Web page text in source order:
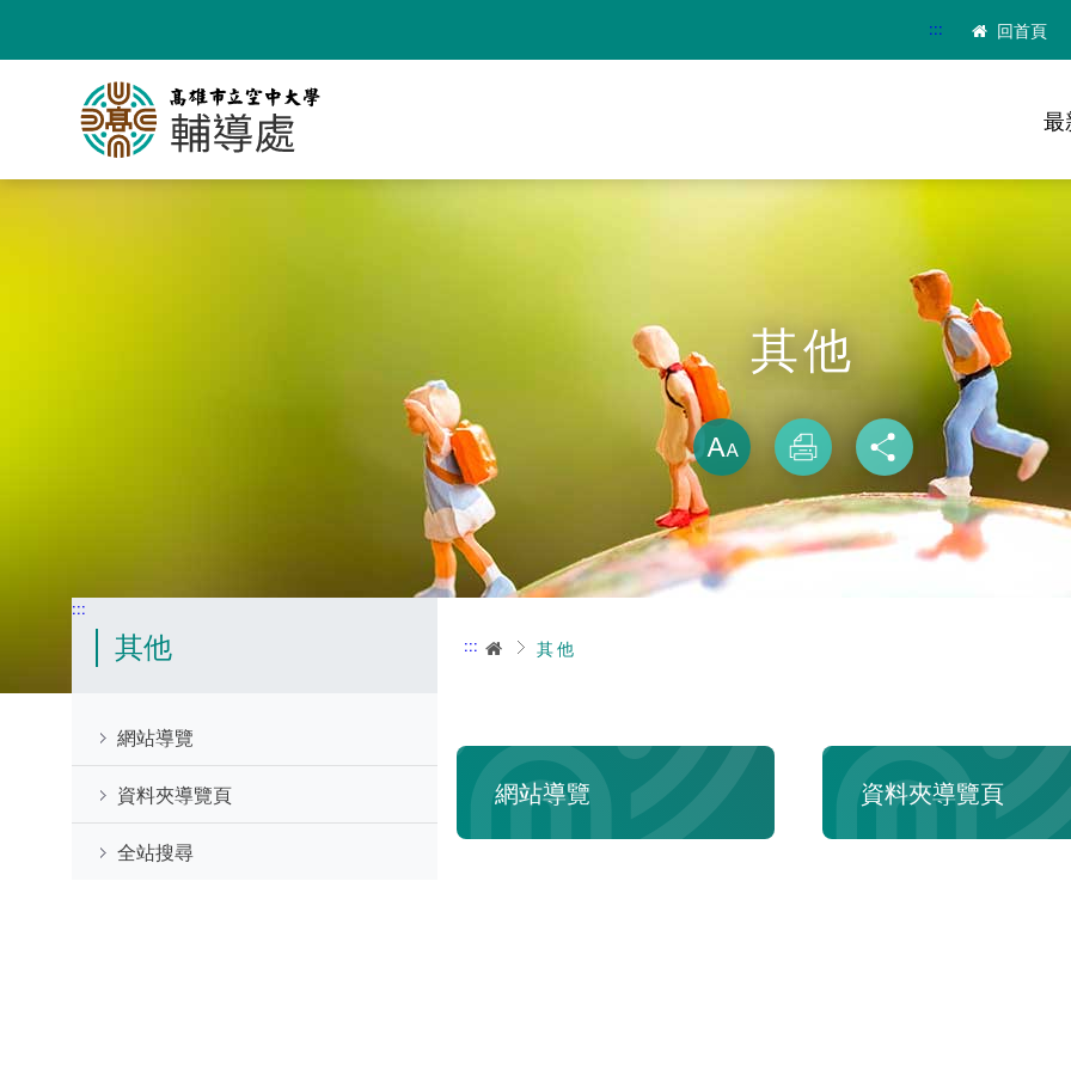
要
::: 回首頁
最
其他
略過字型切
放大
列印 分享
:::
其他
網站導覽
資料夾導覽頁
全站搜尋
::: 首頁其他
網站導覽 資料夾導覽頁